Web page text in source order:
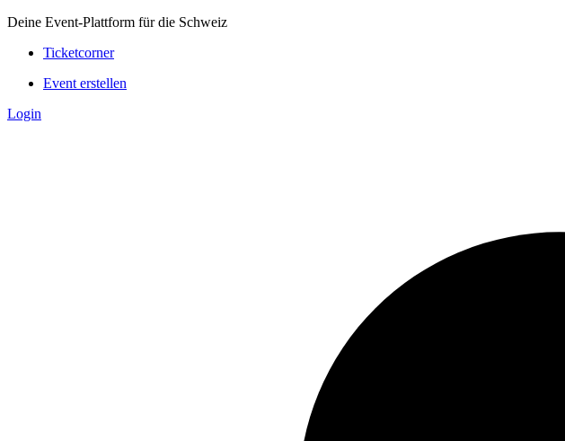
Deine Event-Plattform für die Schweiz
Ticketcorner
Event erstellen
Login